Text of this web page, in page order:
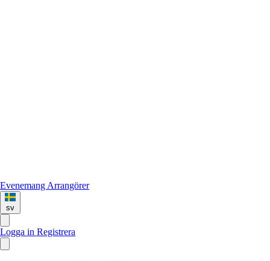
Evenemang Arrangörer
sv
Logga in Registrera